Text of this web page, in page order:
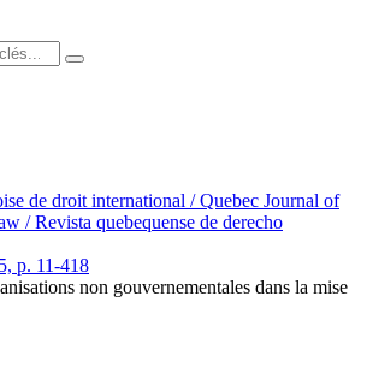
de droit international / Quebec Journal of
/ Revista quebequense de derecho
p. 11-418
non gouvernementales dans la mise